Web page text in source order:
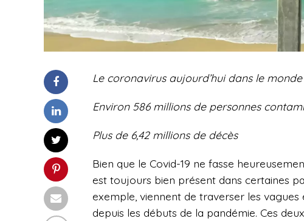
Le coronavirus aujourd’hui dans le monde
Environ 586 millions de personnes
Plus de 6,42millions de décès
Bien que le Covid-19 ne fasse
est toujours bien présent dans certaines
exemple, viennent de traverser les
depuis les débuts de la pandémie. Ces